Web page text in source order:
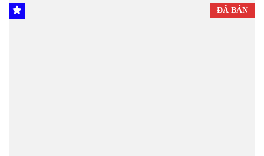
ĐÃ BÁN